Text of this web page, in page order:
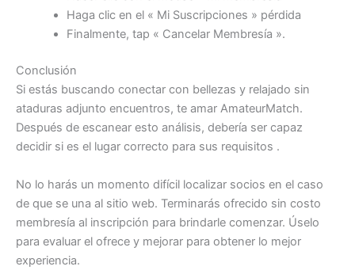
Haga clic en el « Mi Suscripciones » pérdida
Finalmente, tap « Cancelar Membresía ».
Conclusión
Si estás buscando conectar con bellezas y relajado sin
ataduras adjunto encuentros, te amar AmateurMatch.
Después de escanear esto análisis, debería ser capaz
decidir si es el lugar correcto para sus requisitos .
No lo harás un momento difícil localizar socios en el caso
de que se una al sitio web. Terminarás ofrecido sin costo
membresía al inscripción para brindarle comenzar. Úselo
para evaluar el ofrece y mejorar para obtener lo mejor
experiencia.